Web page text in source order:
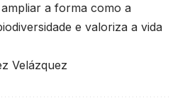
a forma como a
e valoriza a vida
Velázquez